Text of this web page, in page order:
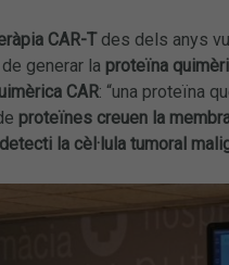
CAR-Tdes dels anys
generar la proteïna
CAR: “una proteïna
proteïnes creuen la
la cèl·lula tumoral